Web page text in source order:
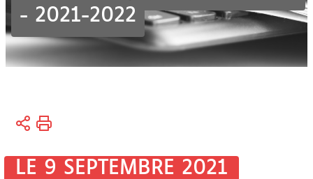
- 2021-2022
Vous
Accueil
Presse
LE 9 SEPTEMBRE 2021